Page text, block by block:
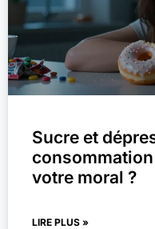
Sucre et
votre moral ?
LIRE PLUS »